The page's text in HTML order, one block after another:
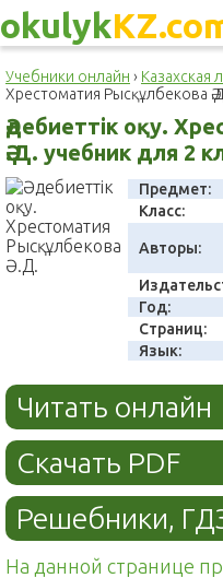
okulyk
Учебники онлайн › Казахская
Хрестоматия Рысқұлбекова
Әдебиеттік оқу.
Ә.Д. учебник для 2
Предмет:
Класс:
Авторы:
Год:
Страниц:
Язык:
Читать онлайн
Скачать PDF
Решебники,
На данной странице